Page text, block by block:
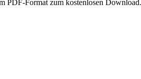
PDF-Format zum kostenlosen Download.